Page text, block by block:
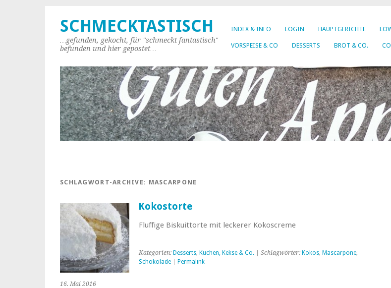
INDEX & INFO LOGIN HAUPTGERICHTE
VORSPEISE & CO DESSERTS BROT & CO.
SCHMECKTASTISCH
…gefunden, gekocht, für "schmeckt fantastisch"
befunden und hier gepostet…
SCHLAGWORT-ARCHIVE: MASCARPONE
16. Mai 2016
Kokostorte
Fluffige Biskuittorte mit leckerer Kokoscreme
Kategorien: Desserts, Kuchen, Kekse & Co.| Schlagwörter: Kokos, Mascarpone,
Schokolade| Permalink